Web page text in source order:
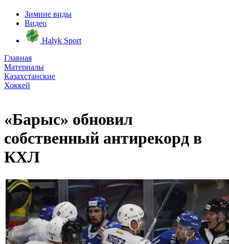
Зимние виды
Видео
Halyk Sport
Главная
Материалы
Казахстанские
Хоккей
«Барыс» обновил
собственный антирекорд в
КХЛ